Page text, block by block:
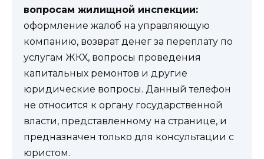
вопросам жилищной инспекции:
оформление жалоб на управляющую
компанию, возврат денег за переплату по
услугам ЖКХ, вопросы проведения
капитальных ремонтов и другие
юридические вопросы. Данный телефон
не относится к органу государственной
власти, представленному на странице, и
предназначен только для консультации с
юристом.